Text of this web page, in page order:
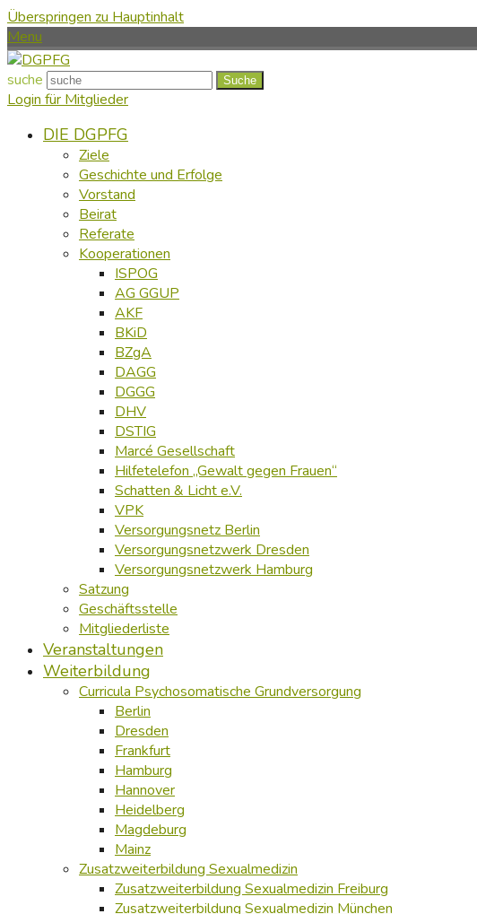
Überspringen zu Hauptinhalt
Menu
suche Suche
Login für Mitglieder
DIE DGPFG
Ziele
Geschichte und Erfolge
Vorstand
Beirat
Referate
Kooperationen
ISPOG
AG GGUP
AKF
BKiD
BZgA
DAGG
DGGG
DHV
DSTIG
Marcé Gesellschaft
Hilfetelefon „Gewalt gegen Frauen“
Schatten & Licht e.V.
VPK
Versorgungsnetz Berlin
Versorgungsnetzwerk Dresden
Versorgungsnetzwerk Hamburg
Satzung
Geschäftsstelle
Mitgliederliste
Veranstaltungen
Weiterbildung
Curricula Psychosomatische Grundversorgung
Berlin
Dresden
Frankfurt
Hamburg
Hannover
Heidelberg
Magdeburg
Mainz
Zusatzweiterbildung Sexualmedizin
Zusatzweiterbildung Sexualmedizin Freiburg
Zusatzweiterbildung Sexualmedizin München